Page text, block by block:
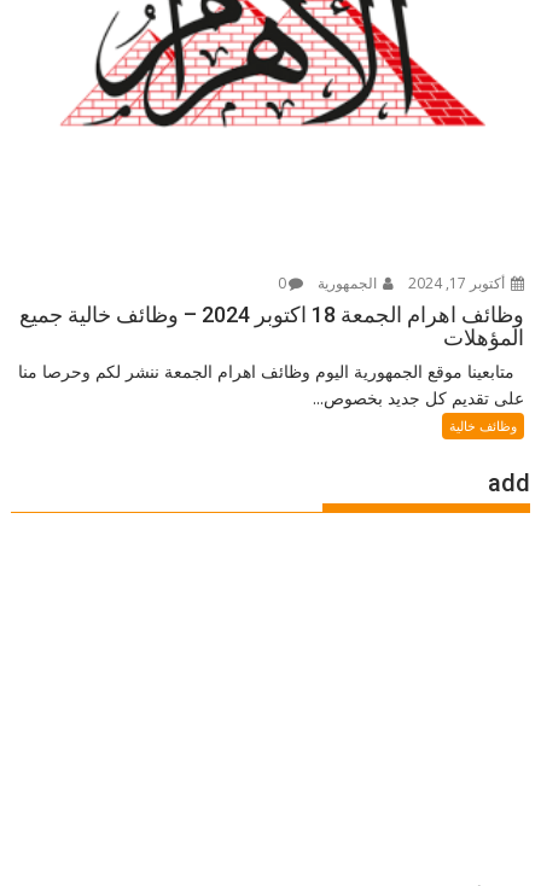
أكتوبر 17, 2024 الجمهورية 0
وظائف اهرام الجمعة 18 اكتوبر 2024 – وظائف خالية جميع
المؤهلات
متابعينا موقع الجمهورية اليوم وظائف اهرام الجمعة ننشر لكم وحرصا منا
على تقديم كل جديد بخصوص...
وظائف خالية
add